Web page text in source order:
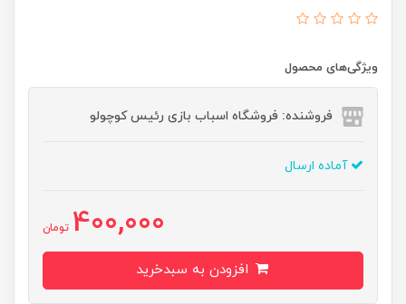
ویژگی‌های محصول
فروشنده: فروشگاه اسباب بازی رئیس کوچولو
آماده ارسال
400,000 تومان